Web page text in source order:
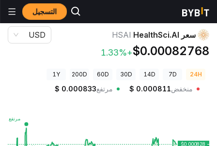
التسجيل أسعار العملات الرقمية
سعر HealthSci.AI HSAI
$0.00082768
+1.33%
USD
24H
7D
14D
30D
60D
200D
1Y
منخفض $ 0.000811 مرتفع $ 0.000833